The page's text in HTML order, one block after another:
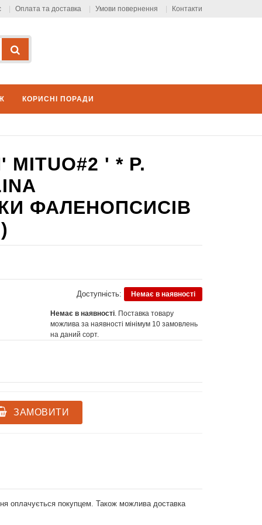
Оплата та доставка Умови повернення Контакти
КОРИСНІ ПОРАДИ
MITUO#2 ' * P.
ФАЛЕНОПСИСІВ
Доступність: Немає в наявності
Немає в наявності. Поставка товару
можлива за наявності мінімум 10 замовлень
на даний сорт.
ЗАМОВИТИ
оплачується покупцем. Також можлива доставка